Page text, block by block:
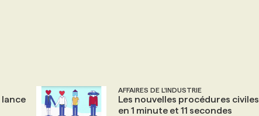
lance
AFFAIRES DE L'INDUSTRIE
Les nouvelles procédures civiles
en 1 minute et 11 secondes